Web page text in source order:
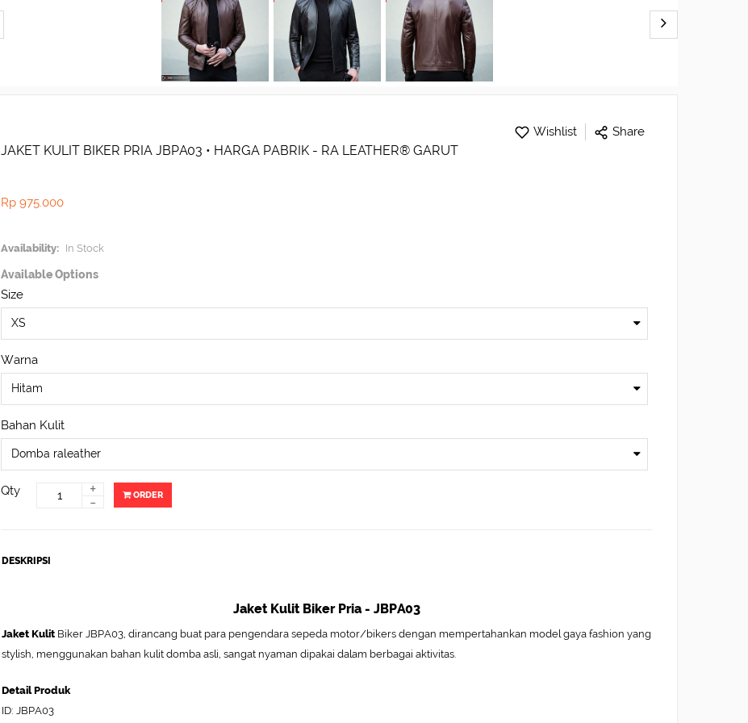
Wishlist Share
JAKET KULIT BIKER PRIA JBPA03 • HARGA PABRIK - RA LEATHER® GARUT
Rp 975.000
Availability: In Stock
Available Options
Size
Warna
Bahan Kulit
Qty +
- ORDER
DESKRIPSI
Jaket KulitBiker Pria - JBPA03
Jaket Kulit Biker JBPA03, dirancang buat para pengendara sepeda motor/bikers dengan mempertahankan model gaya fashion yang
stylish, menggunakan bahan kulit domba asli, sangat nyaman dipakai dalam berbagai aktivitas.
Detail Produk
ID: JBPA03